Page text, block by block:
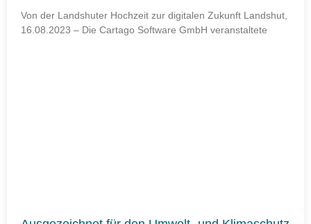
Von der Landshuter Hochzeit zur digitalen Zukunft Landshut,
16.08.2023 – Die Cartago Software GmbH veranstaltete